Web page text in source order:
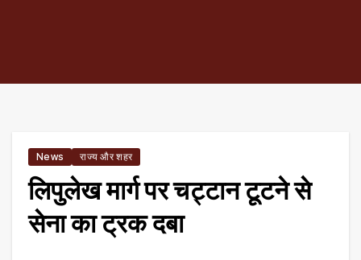
News राज्य और शहर
लिपुलेख मार्ग पर चट्टान टूटने से
सेना का ट्रक दबा